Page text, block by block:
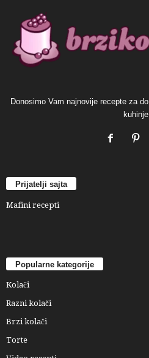
Donosimo Vam najnovije recepte za
Prijatelji sajta
Mafini recepti
Popularne kategorije
Kolači
Razni kolači
Brzi kolači
Torte